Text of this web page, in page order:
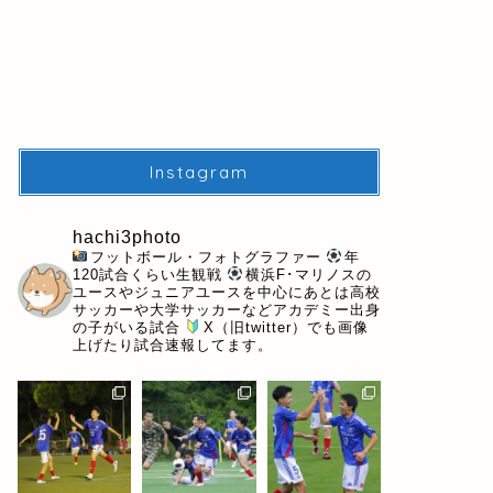
Instagram
hachi3photo
フットボール・フォトグラファー
年
120試合くらい生観戦
横浜F･マリノスの
ユースやジュニアユースを中心にあとは高校
サッカーや大学サッカーなどアカデミー出身
の子がいる試合
X（旧twitter）でも画像
上げたり試合速報してます。